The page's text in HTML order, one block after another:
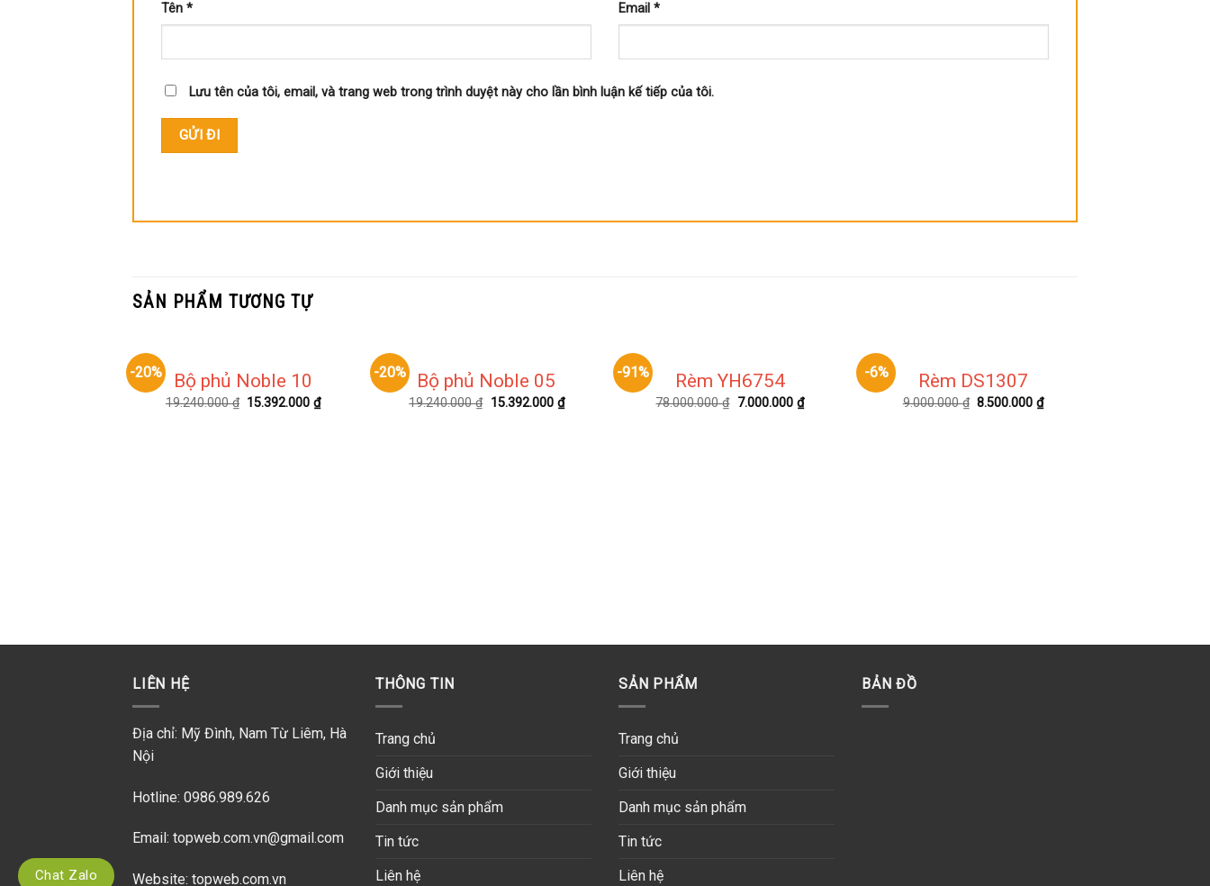
Tên * Email *
Lưu tên của tôi, email, và trang web trong trình duyệt này cho lần bình luận kế tiếp của tôi.
SẢN PHẨM TƯƠNG TỰ
-20% Bộ phủ Noble 10
19.240.000₫ 15.392.000₫
-20% Bộ phủ Noble 05
19.240.000₫ 15.392.000 ₫
-91% Rèm YH6754
78.000.000₫ 7.000.000 ₫
-6% Rèm DS1307
9.000.000₫ 8.500.000₫
LIÊN HỆ
Địa chỉ: Mỹ Đình, Nam Từ Liêm, Hà
Nội
Hotline: 0986.989.626
Email: topweb.com.vn@gmail.com
Website: topweb.com.vn
THÔNG TIN
Trang chủ
Giới thiệu
Danh mục sản phẩm
Tin tức
Liên hệ
SẢN PHẨM
Trang chủ
Giới thiệu
Danh mục sản phẩm
Tin tức
Liên hệ
BẢN ĐỒ
Chat Zalo